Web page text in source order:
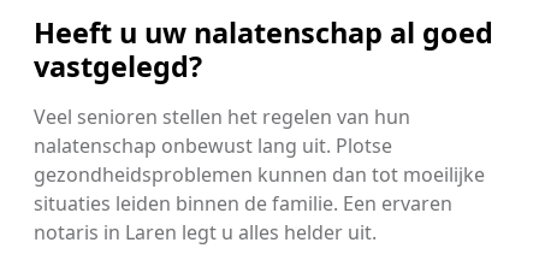
Heeft u uw nalatenschap al goed
vastgelegd?
Veel senioren stellen het regelen van hun
nalatenschap onbewust lang uit. Plotse
gezondheidsproblemen kunnen dan tot moeilijke
situaties leiden binnen de familie. Een ervaren
notaris in Laren legt u alles helder uit.